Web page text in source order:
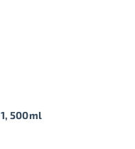
500ml